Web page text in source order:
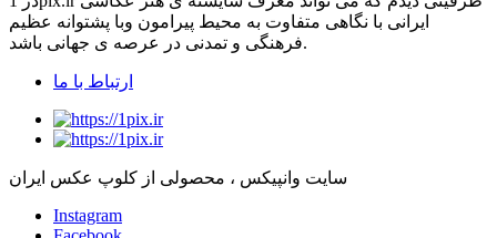
ایرانی با نگاهی متفاوت به محیط پیرامون وبا پشتوانه عظیم
فرهنگی و تمدنی در عرصه ی جهانی باشد.
ارتباط با ما
سایت وانپیکس ، محصولی از کلوپ عکس ایران
Instagram